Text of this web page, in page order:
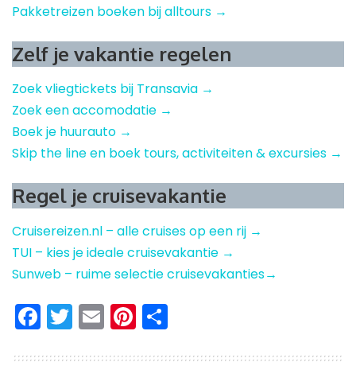
Pakketreizen boeken bij alltours →
Zelf je vakantie regelen
Zoek vliegtickets bij Transavia →
Zoek een accomodatie →
Boek je huurauto →
Skip the line en boek tours, activiteiten & excursies →
Regel je cruisevakantie
Cruisereizen.nl – alle cruises op een rij →
TUI – kies je ideale cruisevakantie →
Sunweb – ruime selectie cruisevakanties→
Facebook
Twitter
EmailPinterest